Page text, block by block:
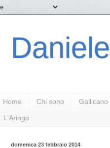
Home Chi sono Gallicano
L'Aringo
domenica 23 febbraio 2014